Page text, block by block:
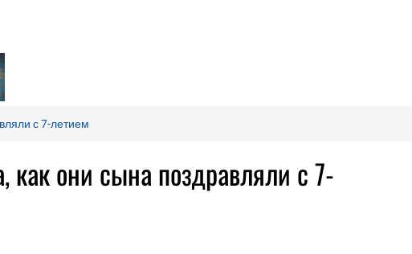
с 7-летием
как они сына поздравляли с 7-